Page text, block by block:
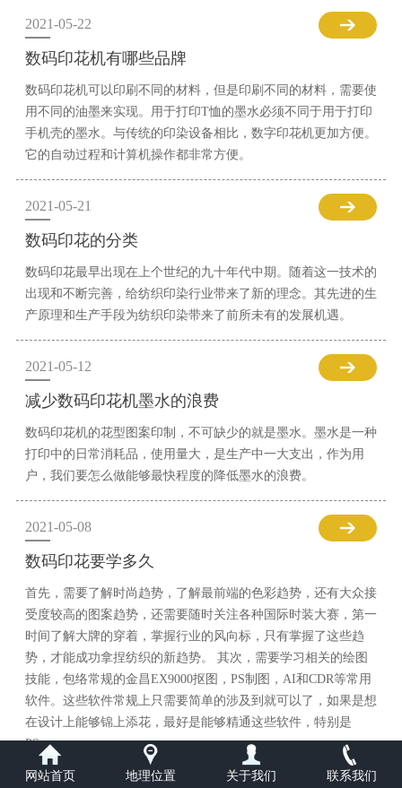
2021-05-22
数码印花机有哪些品牌
数码印花机可以印刷不同的材料，但是印刷不同的材料，需要使
用不同的油墨来实现。用于打印T恤的墨水必须不同于用于打印
手机壳的墨水。与传统的印染设备相比，数字印花机更加方便。
它的自动过程和计算机操作都非常方便。
2021-05-21
数码印花的分类
数码印花最早出现在上个世纪的九十年代中期。随着这一技术的
出现和不断完善，给纺织印染行业带来了新的理念。其先进的生
产原理和生产手段为纺织印染带来了前所未有的发展机遇。
2021-05-12
减少数码印花机墨水的浪费
数码印花机的花型图案印制，不可缺少的就是墨水。墨水是一种
打印中的日常消耗品，使用量大，是生产中一大支出，作为用
户，我们要怎么做能够最快程度的降低墨水的浪费。
2021-05-08
数码印花要学多久
首先，需要了解时尚趋势，了解最前端的色彩趋势，还有大众接
受度较高的图案趋势，还需要随时关注各种国际时装大赛，第一
时间了解大牌的穿着，掌握行业的风向标，只有掌握了这些趋
势，才能成功拿捏纺织的新趋势。 其次，需要学习相关的绘图
技能，包络常规的金昌EX9000抠图，PS制图，AI和CDR等常用
软件。这些软件常规上只需要简单的涉及到就可以了，如果是想
在设计上能够锦上添花，最好是能够精通这些软件，特别是
PS。
网站首页 地理位置 关于我们 联系我们